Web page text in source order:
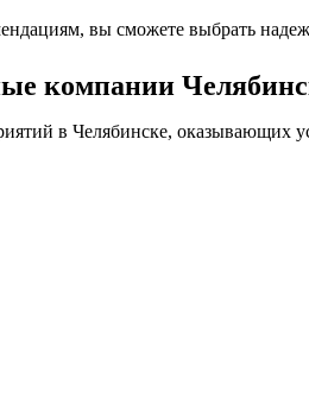
вы сможете выбрать
компании
в Челябинске, оказывающих